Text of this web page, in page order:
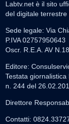
Labtv.net è il sito
del digitale
Sede legale: Via
P.IVA 02757950643
Oscr. R.E.A. AV
Editore:
Testata
n. 244 del
Direttore
Contatti: